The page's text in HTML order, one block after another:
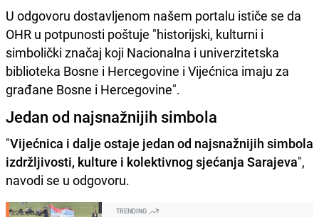
U odgovoru dostavljenom našem portalu ističe se da
OHR u potpunosti poštuje "historijski, kulturni i
simbolički značaj koji Nacionalna i univerzitetska
biblioteka Bosne i Hercegovine i Vijećnica imaju za
građane Bosne i Hercegovine".
Jedan od najsnažnijih simbola
"Vijećnica i dalje ostaje jedan od najsnažnijih simbola
izdržljivosti, kulture i kolektivnog sjećanja Sarajeva",
navodi se u odgovoru.
TRENDING